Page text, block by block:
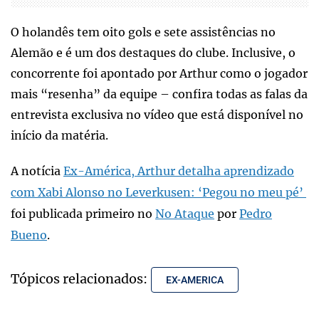
O holandês tem oito gols e sete assistências no
Alemão e é um dos destaques do clube. Inclusive, o
concorrente foi apontado por Arthur como o jogador
mais “resenha” da equipe – confira todas as falas da
entrevista exclusiva no vídeo que está disponível no
início da matéria.
A notícia Ex-América, Arthur detalha aprendizado
com Xabi Alonso no Leverkusen: ‘Pegou no meu pé’
foi publicada primeiro no No Ataque por Pedro
Bueno.
Tópicos relacionados: EX-AMERICA